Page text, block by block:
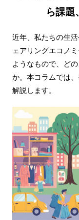
ら課題
近年、私たちの生
ェアリングエコノ
ようなもので、ど
か。本コラムでは
解説します。